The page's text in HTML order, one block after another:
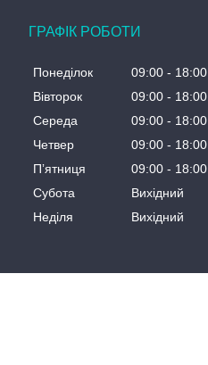
ГРАФІК РОБОТИ
Понеділок 09:00
18:00
Вівторок
09:00
18:00
Середа
09:00
18:00
Четвер
09:00
18:00
Пʼятниця
09:00
18:00
Субота
Вихідний
Неділя
Вихідний